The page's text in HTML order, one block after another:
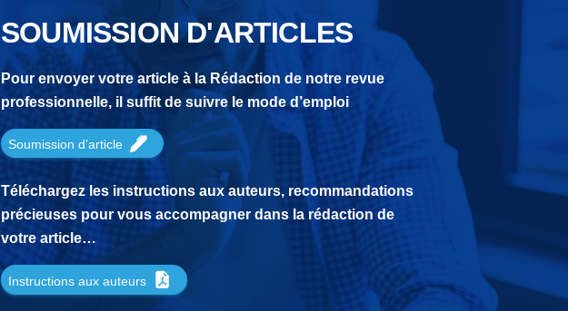
SOUMISSION D'ARTICLES
Pour envoyer votre article à la Rédaction de notre revue
professionnelle, il suffit de suivre le mode d’emploi
Soumission d’article
Téléchargez les instructions aux auteurs, recommandations
précieuses pour vous accompagner dans la rédaction de
votre article…
Instructions aux auteurs